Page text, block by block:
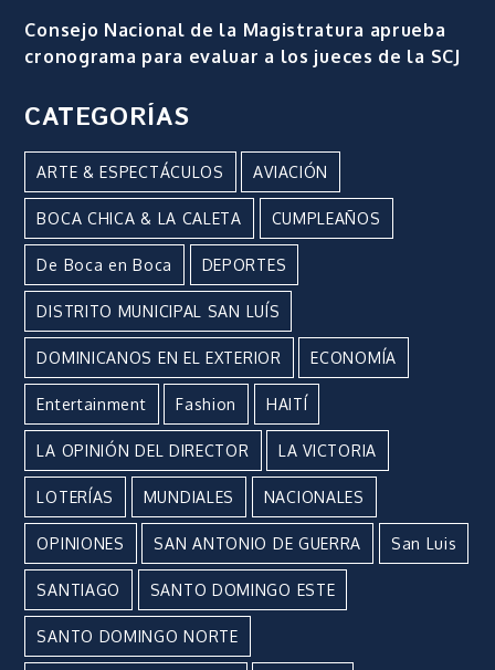
Consejo Nacional de la Magistratura aprueba
cronograma para evaluar a los jueces de la SCJ
CATEGORÍAS
ARTE & ESPECTÁCULOS AVIACIÓN
BOCA CHICA & LA CALETA CUMPLEAÑOS
De Boca en Boca DEPORTES
DISTRITO MUNICIPAL SAN LUÍS
DOMINICANOS EN EL EXTERIOR ECONOMÍA
Entertainment Fashion HAITÍ
LA OPINIÓN DEL DIRECTOR LA VICTORIA
LOTERÍAS MUNDIALES NACIONALES
OPINIONES SAN ANTONIO DE GUERRA San Luis
SANTIAGO SANTO DOMINGO ESTE
SANTO DOMINGO NORTE